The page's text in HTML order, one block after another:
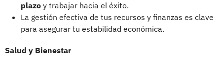
plazo y trabajar hacia el éxito.
La gestión efectiva de tus recursos y finanzas es clave
para asegurar tu estabilidad económica.
Salud y Bienestar